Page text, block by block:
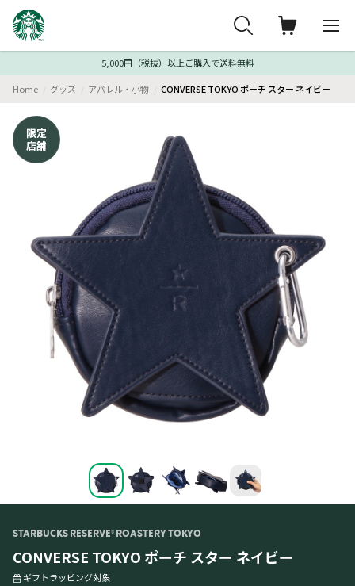
5,000円（税抜）以上ご購入で送料無料
Home グッズ アパレル・小物 CONVERSE TOKYO ポーチ スター ネイビー
限定
店舗
STARBUCKS RESERVE® ROASTERY TOKYO
CONVERSE TOKYO ポーチ スター ネイビー
ギフトラッピング対象